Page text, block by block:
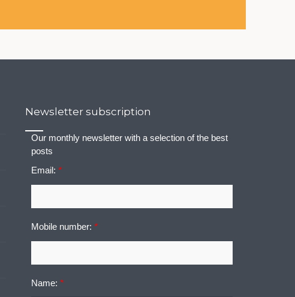
Newsletter subscription
Our monthly newsletter with a selection of the best
posts
Email: *
Mobile number: *
Name: *